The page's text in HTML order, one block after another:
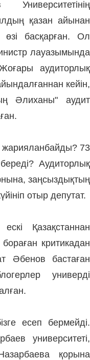
қазан айынан
басқарған. Ол
лауазымында
аудиторлық
кейін,
Әлиханы" аудит
73
Аудиторлық
заңсыздықтың
отыр депутат.
Қазақстаннан
критикадан
Әбенов бастаған
универді
есеп бермейді.
университеті,
қорына